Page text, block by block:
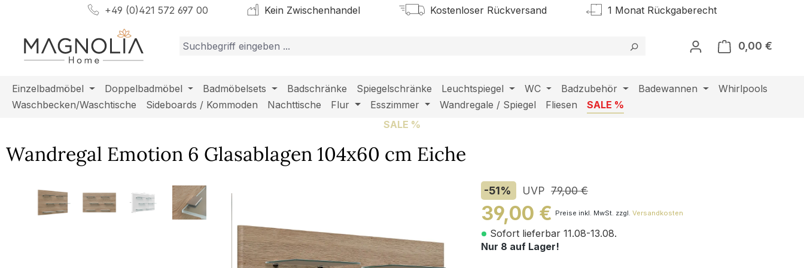
Hauptinhalt springen
Zur Suche springen
Zur Hauptnavigation springen+49 (0)421 572 697 00 Kein Zwischenhandel Kostenloser Rückversand 1 Monat Rückgaberecht
0,00 €
Einzelbadmöbel Doppelbadmöbel Badmöbelsets Badschränke Spiegelschränke Leuchtspiegel WC Badzubehör Badewannen
Whirlpools
Waschbecken/Waschtische
Sideboards / Kommoden Nachttische Flur Esszimmer Wandregale / Spiegel Fliesen
SALE %
SALE %
Wandregal Emotion 6 Glasablagen 104x60 cm Eiche
Bildergalerie überspringen -51% UVP 79,00 €
39,00 € Preise inkl. MwSt. zzgl. Versandkosten
Sofort lieferbar 11.08-13.08.
Nur 8 auf Lager!